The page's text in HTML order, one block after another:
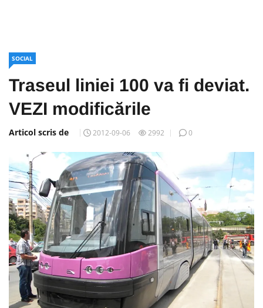
SOCIAL
Traseul liniei 100 va fi deviat.
VEZI modificările
Articol scris de 2012-09-06 2992 0